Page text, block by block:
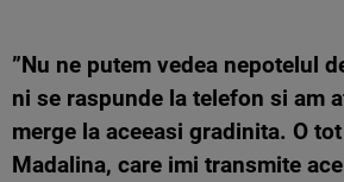
”Nu ne putem vedea nepotelul
ni se raspunde la telefon si am
merge la aceeasi gradinita. O
Madalina, care imi transmite